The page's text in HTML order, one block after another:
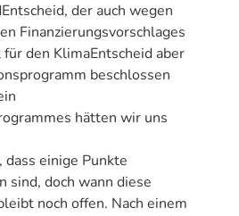
der auch wegen
Finanzierungsvorschlages
den KlimaEntscheid aber
beschlossen
hätten wir uns
einige Punkte
sind, doch wann diese
noch offen. Nach einem